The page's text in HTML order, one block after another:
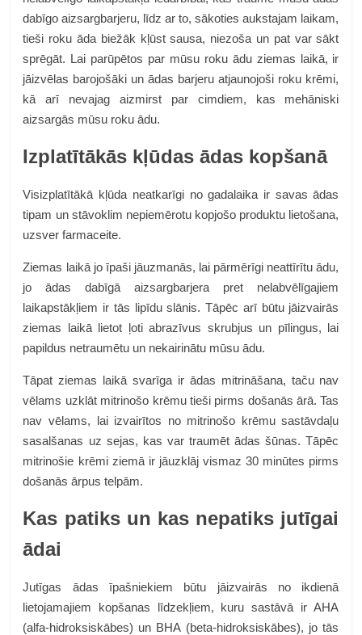
dabīgo aizsargbarjeru, līdz ar to, sākoties aukstajam laikam,
tieši roku āda biežāk kļūst sausa, niezoša un pat var sākt
sprēgāt. Lai parūpētos par mūsu roku ādu ziemas laikā, ir
jāizvēlas barojošāki un ādas barjeru atjaunojoši roku krēmi,
kā arī nevajag aizmirst par cimdiem, kas mehāniski
aizsargās mūsu roku ādu.
Izplatītākās kļūdas ādas kopšanā
Visizplatītākā kļūda neatkarīgi no gadalaika ir savas ādas
tipam un stāvoklim nepiemērotu kopjošo produktu lietošana,
uzsver farmaceite.
Ziemas laikā jo īpaši jāuzmanās, lai pārmērīgi neattīrītu ādu,
jo ādas dabīgā aizsargbarjera pret nelabvēlīgajiem
laikapstākļiem ir tās lipīdu slānis. Tāpēc arī būtu jāizvairās
ziemas laikā lietot ļoti abrazīvus skrubjus un pīlingus, lai
papildus netraumētu un nekairinātu mūsu ādu.
Tāpat ziemas laikā svarīga ir ādas mitrināšana, taču nav
vēlams uzklāt mitrinošo krēmu tieši pirms došanās ārā. Tas
nav vēlams, lai izvairītos no mitrinošo krēmu sastāvdaļu
sasalšanas uz sejas, kas var traumēt ādas šūnas. Tāpēc
mitrinošie krēmi ziemā ir jāuzklāj vismaz 30 minūtes pirms
došanās ārpus telpām.
Kas patiks un kas nepatiks jutīgai
ādai
Jutīgas ādas īpašniekiem būtu jāizvairās no ikdienā
lietojamajiem kopšanas līdzekļiem, kuru sastāvā ir AHA
(alfa-hidroksiskābes) un BHA (beta-hidroksiskābes), jo tās